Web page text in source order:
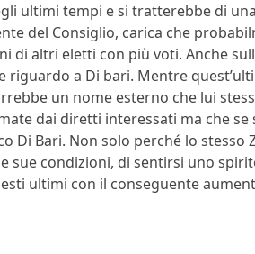
ultimi tempi e si tratterebbe di
del Consiglio, carica che
di altri eletti con più voti. Anche
riguardo a Di bari. Mentre
un nome esterno che lui
dai diretti interessati ma che se
Di Bari. Non solo perché lo stesso
sue condizioni, di sentirsi uno
ultimi con il conseguente